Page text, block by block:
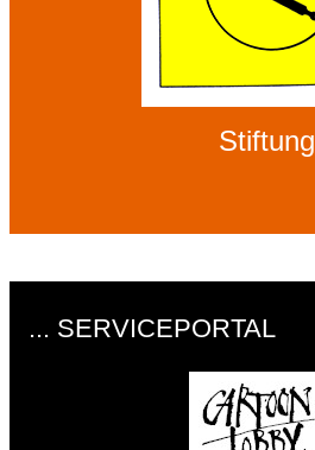
Stiftung
... SERVICEPORTAL